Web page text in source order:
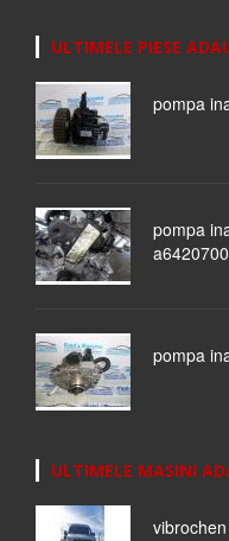
ULTIMELE PIESE
pompa
pompa
pompa
ULTIMELE MASINI